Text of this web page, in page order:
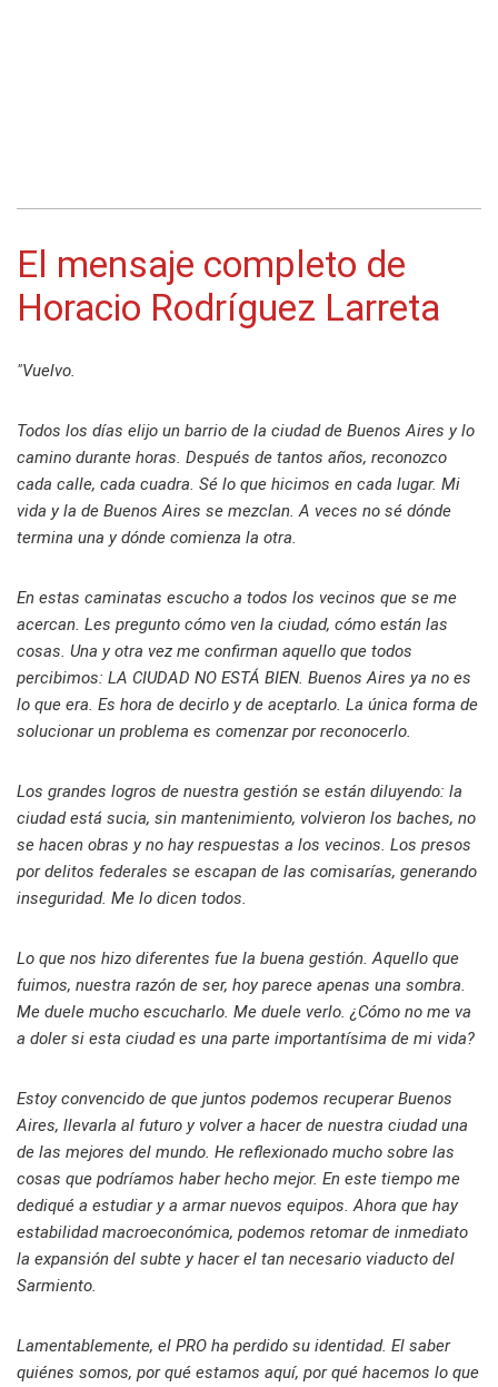
El mensaje completo de
Horacio Rodríguez Larreta
"Vuelvo.
Todos los días elijo un barrio de la ciudad de Buenos Aires y lo
camino durante horas. Después de tantos años, reconozco
cada calle, cada cuadra. Sé lo que hicimos en cada lugar. Mi
vida y la de Buenos Aires se mezclan. A veces no sé dónde
termina una y dónde comienza la otra.
En estas caminatas escucho a todos los vecinos que se me
acercan. Les pregunto cómo ven la ciudad, cómo están las
cosas. Una y otra vez me confirman aquello que todos
percibimos: LA CIUDAD NO ESTÁ BIEN. Buenos Aires ya no es
lo que era. Es hora de decirlo y de aceptarlo. La única forma de
solucionar un problema es comenzar por reconocerlo.
Los grandes logros de nuestra gestión se están diluyendo: la
ciudad está sucia, sin mantenimiento, volvieron los baches, no
se hacen obras y no hay respuestas a los vecinos. Los presos
por delitos federales se escapan de las comisarías, generando
inseguridad. Me lo dicen todos.
Lo que nos hizo diferentes fue la buena gestión. Aquello que
fuimos, nuestra razón de ser, hoy parece apenas una sombra.
Me duele mucho escucharlo. Me duele verlo. ¿Cómo no me va
a doler si esta ciudad es una parte importantísima de mi vida?
Estoy convencido de que juntos podemos recuperar Buenos
Aires, llevarla al futuro y volver a hacer de nuestra ciudad una
de las mejores del mundo. He reflexionado mucho sobre las
cosas que podríamos haber hecho mejor. En este tiempo me
dediqué a estudiar y a armar nuevos equipos. Ahora que hay
estabilidad macroeconómica, podemos retomar de inmediato
la expansión del subte y hacer el tan necesario viaducto del
Sarmiento.
Lamentablemente, el PRO ha perdido su identidad. El saber
quiénes somos, por qué estamos aquí, por qué hacemos lo que